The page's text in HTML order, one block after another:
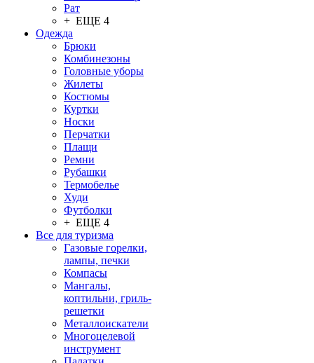
Рат
+ ЕЩЕ 4
Одежда
Брюки
Комбинезоны
Головные уборы
Жилеты
Костюмы
Куртки
Носки
Перчатки
Плащи
Ремни
Рубашки
Термобелье
Худи
Футболки
+ ЕЩЕ 4
Все для туризма
Газовые горелки,
лампы, печки
Компасы
Мангалы,
коптильни, гриль-
решетки
Металлоискатели
Многоцелевой
инструмент